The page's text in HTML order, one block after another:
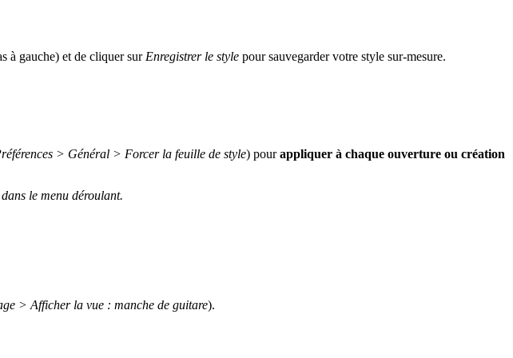
à gauche) et de cliquer sur Enregistrer le style pour sauvegarder votre style sur-mesure.
> Général > Forcer la feuille de style) pourappliquer à chaque ouverture ou création
le menu déroulant.
> Afficher la vue : manche de guitare).